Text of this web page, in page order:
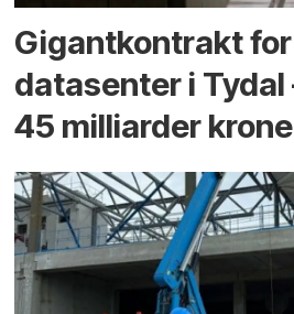
Gigantkontrakt
datasenter i Tydal
45 milliarder